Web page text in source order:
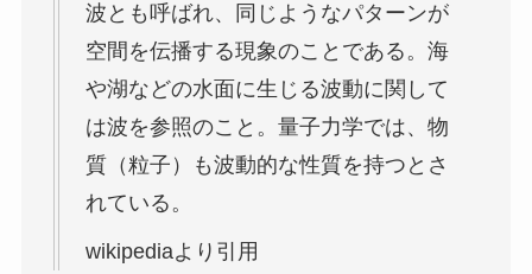
波とも呼ばれ、同じようなパターンが
空間を伝播する現象のことである。海
や湖などの水面に生じる波動に関して
は波を参照のこと。量子力学では、物
質（粒子）も波動的な性質を持つとさ
れている。
wikipediaより引用